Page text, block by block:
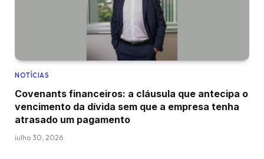
NOTÍCIAS
Covenants financeiros: a cláusula que antecipa o
vencimento da dívida sem que a empresa tenha
atrasado um pagamento
julho 30, 2026